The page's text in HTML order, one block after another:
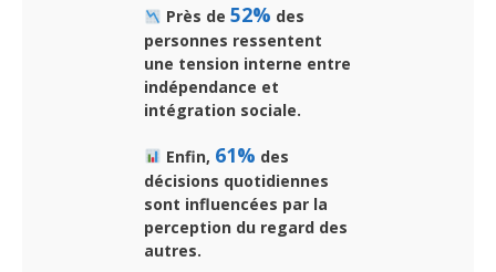
Près de 52% des
personnes ressentent
une tension interne entre
indépendance et
intégration sociale.
Enfin, 61% des
décisions quotidiennes
sont influencées par la
perception du regard des
autres.